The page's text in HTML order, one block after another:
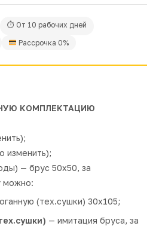
⏱ От 10 рабочих дней
Рассрочка 0%
КОМПЛЕКТАЦИЮ
изменить);
— брус 50х50, за
можно:
(тех.сушки) 30х105;
— имитация бруса, за